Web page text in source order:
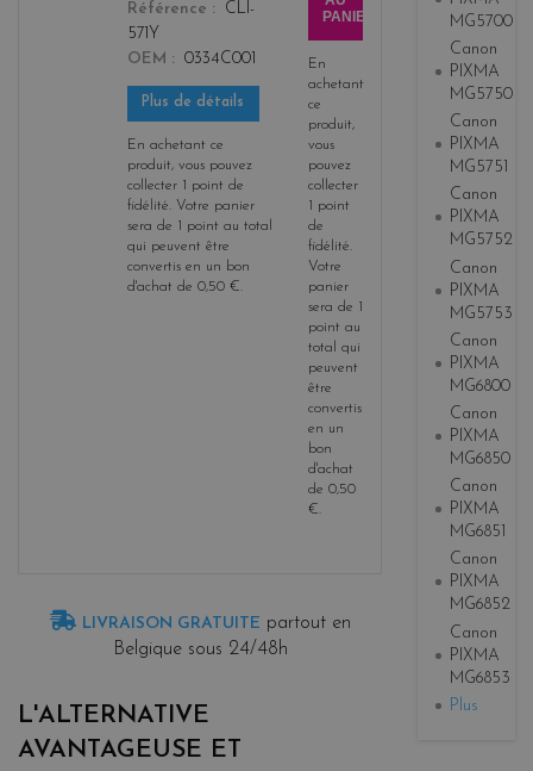
Référence
CLI-
571Y
OEM
0334C001
Plus de détails
En achetant ce
produit, vous pouvez
collecter 1 point de
fidélité. Votre panier
sera de 1 point au total
qui peuvent être
convertis en un bon
d'achat de 0,50 €.
PANIER
En
achetant
ce
produit,
vous
pouvez
collecter
1 point
de
fidélité.
Votre
panier
sera de 1
point au
total qui
peuvent
être
convertis
en un
bon
d'achat
de 0,50
€.
LIVRAISON GRATUITE partout en
Belgique sous 24/48h
L'ALTERNATIVE
AVANTAGEUSE ET
MG5700
Canon
PIXMA
MG5750
Canon
PIXMA
MG5751
Canon
PIXMA
MG5752
Canon
PIXMA
MG5753
Canon
PIXMA
MG6800
Canon
PIXMA
MG6850
Canon
PIXMA
MG6851
Canon
PIXMA
MG6852
Canon
PIXMA
MG6853
Plus